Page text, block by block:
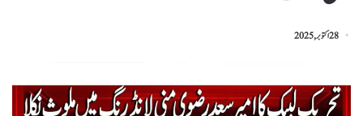
28 اکتوبر, 2025